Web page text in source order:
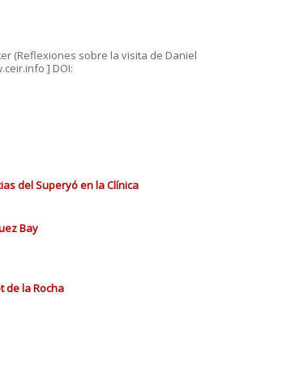
(Reflexiones sobre la visita de Daniel
] DOI:
del Superyó en la Clínica
Bay
de la Rocha